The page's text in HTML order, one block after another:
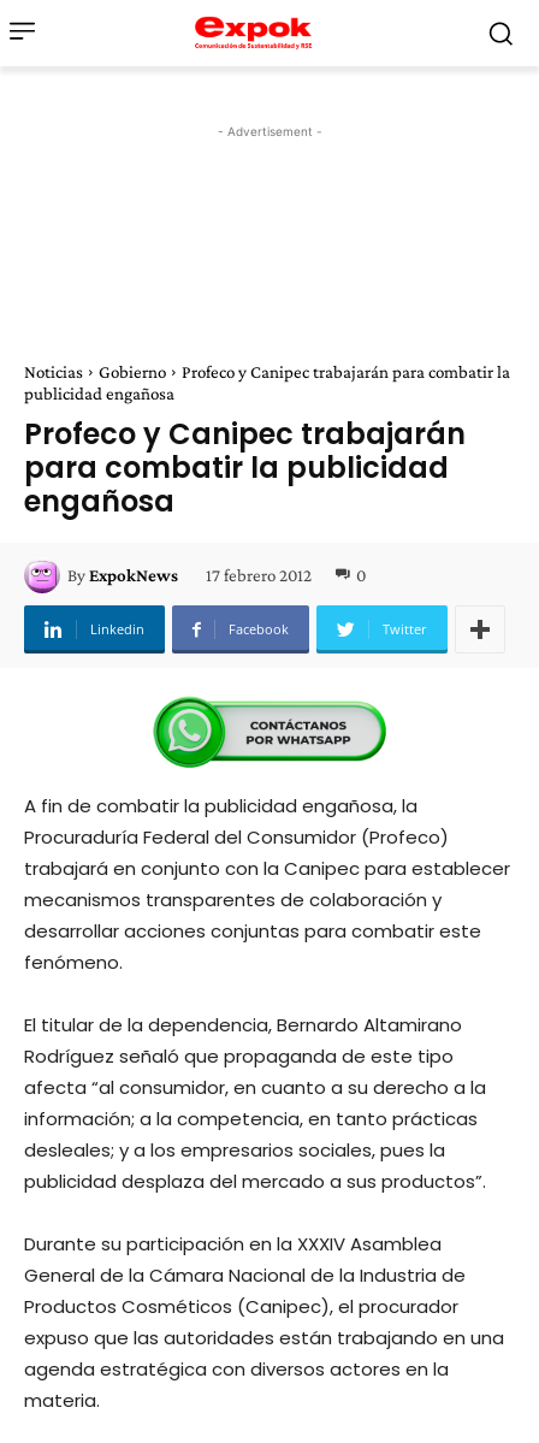
- Advertisement -
Noticias Gobierno
Profeco y Canipec trabajarán para combatir la
publicidad engañosa
Profeco y Canipec trabajarán
para combatir la publicidad
engañosa
ByExpokNews 17 febrero 2012 0
Linkedin Facebook Twitter
A fin de combatir la publicidad engañosa, la
Procuraduría Federal del Consumidor (Profeco)
trabajará en conjunto con la Canipec para establecer
mecanismos transparentes de colaboración y
desarrollar acciones conjuntas para combatir este
fenómeno.
El titular de la dependencia, Bernardo Altamirano
Rodríguez señaló que propaganda de este tipo
afecta “al consumidor, en cuanto a su derecho a la
información; a la competencia, en tanto prácticas
desleales; y a los empresarios sociales, pues la
publicidad desplaza del mercado a sus productos”.
Durante su participación en la XXXIV Asamblea
General de la Cámara Nacional de la Industria de
Productos Cosméticos (Canipec), el procurador
expuso que las autoridades están trabajando en una
agenda estratégica con diversos actores en la
materia.